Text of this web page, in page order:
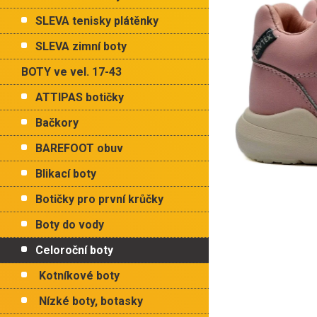
n
l
SLEVA tenisky plátěnky
SLEVA zimní boty
BOTY ve vel. 17-43
ATTIPAS botičky
Bačkory
BAREFOOT obuv
Blikací boty
Botičky pro první krůčky
Boty do vody
Celoroční boty
Kotníkové boty
Nízké boty, botasky